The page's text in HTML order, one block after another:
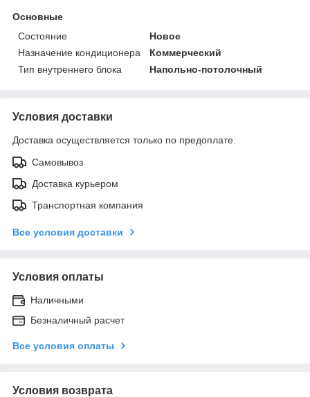
Основные
Состояние
Новое
Назначение кондиционера
Коммерческий
Тип внутреннего блока
Напольно-потолочный
Условия доставки
Доставка осуществляется только по предоплате.
Самовывоз
Доставка курьером
Транспортная компания
Все условия доставки
Условия оплаты
Наличными
Безналичный расчет
Все условия оплаты
Условия возврата